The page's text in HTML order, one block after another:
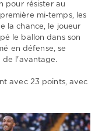
pour résister au
mi-temps, les
la chance, le joueur
le ballon dans son
en défense, se
de l'avantage.
avec 23 points, avec